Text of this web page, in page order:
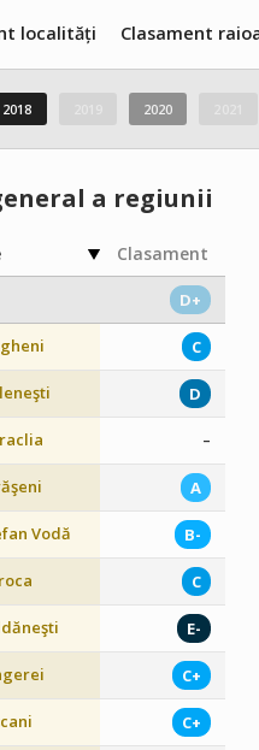
localități Clasament
2018 2020
a regiunii
Clasament
D+
C
D
–
A
Vodă B-
C
E-
C+
C+